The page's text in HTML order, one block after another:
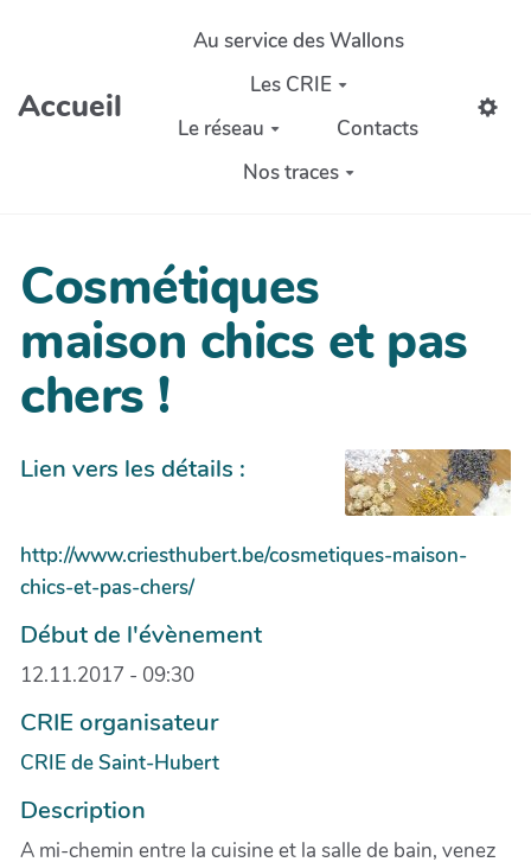
Aller au contenu principal
Accueil
Au service des Wallons
Les CRIE
Le réseau
Contacts
Nos traces
Cosmétiques
maison chics et pas
chers !
Lien vers les détails :
http://www.criesthubert.be/cosmetiques-maison-
chics-et-pas-chers/
Début de l'évènement
12.11.2017 - 09:30
CRIE organisateur
CRIE de Saint-Hubert
Description
A mi-chemin entre la cuisine et la salle de bain, venez